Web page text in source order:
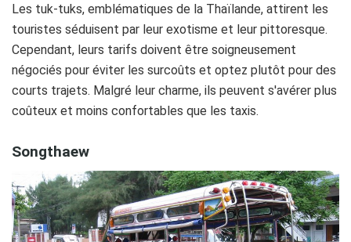
Les tuk-tuks, emblématiques de la Thaïlande, attirent les
touristes séduisent par leur exotisme et leur pittoresque.
Cependant, leurs tarifs doivent être soigneusement
négociés pour éviter les surcoûts et optez plutôt pour des
courts trajets. Malgré leur charme, ils peuvent s'avérer plus
coûteux et moins confortables que les taxis.
Songthaew